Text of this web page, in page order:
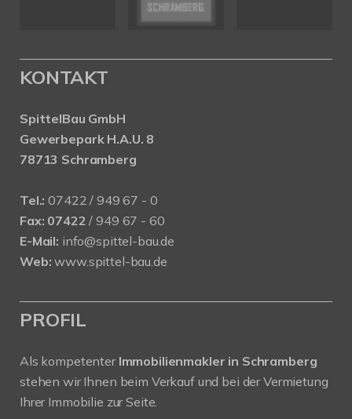
KONTAKT
SpittelBau GmbH
Gewerbepark H.A.U. 8
78713 Schramberg
Tel.: 07422 / 949 67 - 0
Fax: 07422 / 949 67 - 60
E-Mail: info@spittel-bau.de
Web: www.spittel-bau.de
PROFIL
Als kompetenter Immobilienmakler in Schramberg
stehen wir Ihnen beim Verkauf und bei der Vermietung
Ihrer Immobilie zur Seite.